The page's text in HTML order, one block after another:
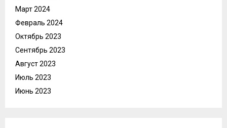
Март 2024
Февраль 2024
Октябрь 2023
Сентябрь 2023
Август 2023
Июль 2023
Июнь 2023